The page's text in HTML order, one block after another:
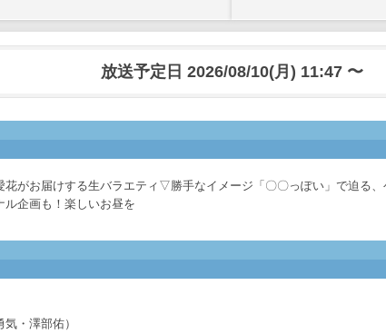
放送予定日 2026/08/10(月) 11:47 〜
花がお届けする生バラエティ▽勝手なイメージ「〇〇っぽい」で迫る
企画も！楽しいお昼を
気・澤部佑）